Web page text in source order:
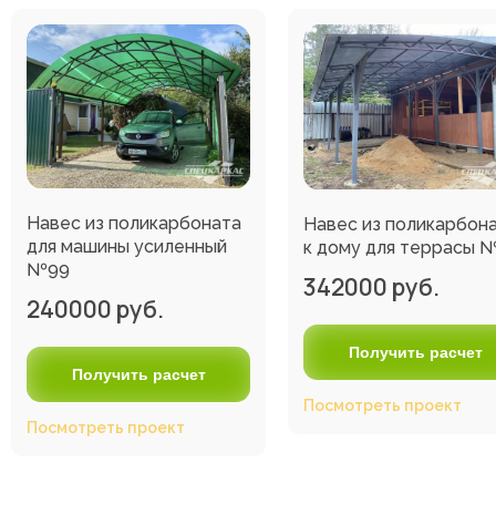
Навес из поликарбоната
для машины усиленный
№99
240000 руб.
Получить расчет
Посмотреть проект
Навес из
к дому для террасы
342000 руб.
Получить расчет
Посмотреть проект